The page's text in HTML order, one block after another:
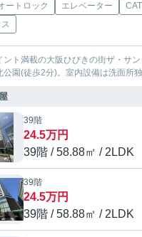
ートロック エレベーター
ント満載の大阪ひびきの街ザ・サ
公園(徒歩2分)。室内設備は洗面所
39階
24.5万円
39階 / 58.88㎡ / 2LDK
39階
24.5万円
39階 / 58.88㎡ / 2LDK